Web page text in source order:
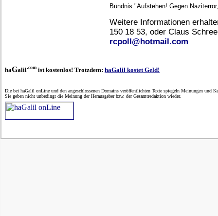
Bündnis "Aufstehen! Gegen
Weitere Informationen
150 18 53, oder Claus
rcpoll@hotmail.com
haGalil.com ist kostenlos! Trotzdem: haGalil kostet Geld!
Die bei haGalil onLine und den angeschlossenen Domains veröffentlichten Texte spiegeln Meinungen und
Sie geben nicht unbedingt die Meinung der Herausgeber bzw. der Gesamtredaktion wieder.